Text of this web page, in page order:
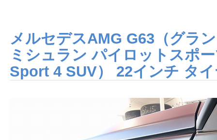
メルセデスAMG G63（グラ
ミシュラン パイロットスポ
Sport 4 SUV） 22インチ タ